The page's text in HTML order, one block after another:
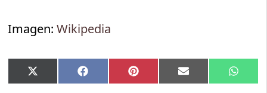
Imagen:Wikipedia
Compartir
en
X
(Twitter)
Compartir
en
Facebook Compartir
en
Pinterest Compartir
en
Email
en